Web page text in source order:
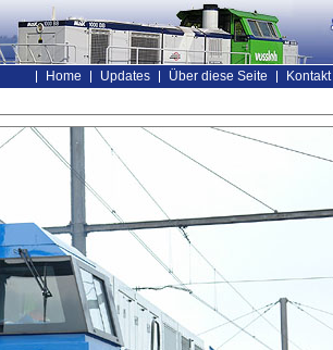
Home Updates Über diese Seite Kontakt